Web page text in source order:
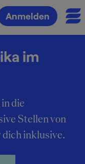
Anmelden
im
die
Stellen von
inklusive.